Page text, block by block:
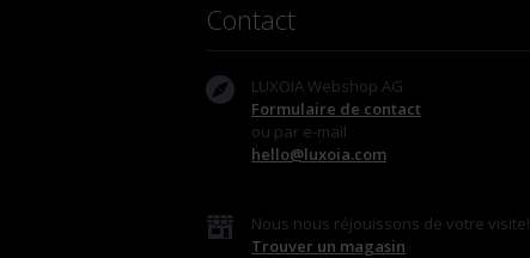
Contact
LUXOIA Webshop AG
Formulaire de contact
ou par e-mail
hello@luxoia.com
Nous nous réjouissons de votre visite!
Trouver un magasin